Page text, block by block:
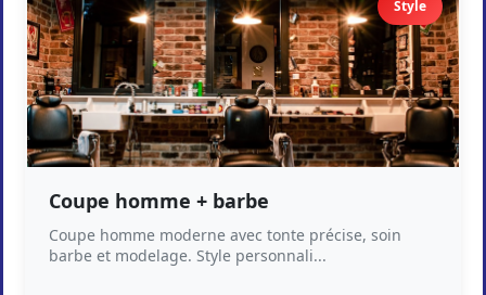
Style
Coupe homme + barbe
Coupe homme moderne avec tonte précise, soin
barbe et modelage. Style personnali...